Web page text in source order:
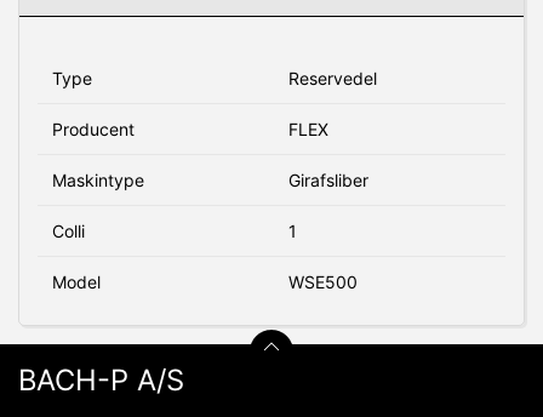
Type Reservedel
Producent FLEX
Maskintype Girafsliber
Colli 1
Model WSE500
BACH-P A/S